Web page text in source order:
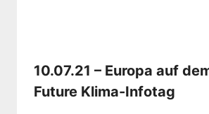
10.07.21 – Europa auf
Future Klima-Infotag